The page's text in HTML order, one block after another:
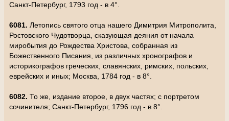
Санкт-Петербург, 1793 год - в 4°.
6081. Летопись святого отца нашего Димитрия Митрополита,
Ростовского Чудотворца, сказующая деяния от начала
миробытия до Рождества Христова, собранная из
Божественного Писания, из различных хронографов и
историкографов греческих, славянских, римских, польских,
еврейских и иных; Москва, 1784 год - в 8°.
6082. То же, издание второе, в двух частях; с портретом
сочинителя; Санкт-Петербург, 1796 год - в 8°.